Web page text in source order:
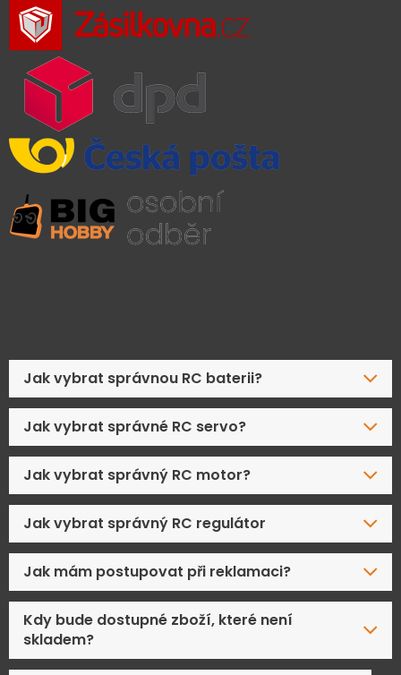
Jak vybrat správnou RC baterii?
Jak vybrat správné RC servo?
Jak vybrat správný RC motor?
Jak vybrat správný RC regulátor
Jak mám postupovat při reklamaci?
Kdy bude dostupné zboží, které není
skladem?